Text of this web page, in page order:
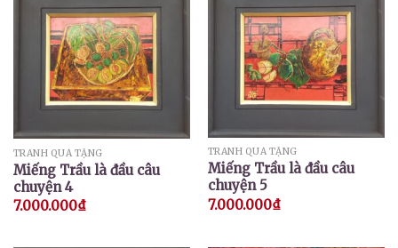
TRANH QUÀ TẶNG
Miếng Trầu là đầu câu
chuyện 4
7.000.000₫
TRANH QUÀ TẶNG
Miếng Trầu là đầu câu
chuyện 5
7.000.000₫